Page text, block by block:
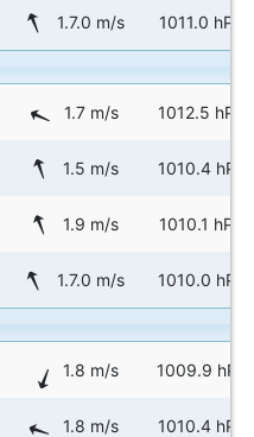
1.7.0 m/s 1011.0 hPa
1.7 m/s 1012.5 hPa
1.5 m/s 1010.4 hPa
1.9 m/s 1010.1 hPa
1.7.0 m/s 1010.0 hPa
1.8 m/s 1009.9 hPa
1.8 m/s 1010.4 hPa